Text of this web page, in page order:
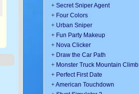
+ Secret Sniper Agent
+ Four Colors
+ Urban Sniper
+ Fun Party Makeup
+ Nova Clicker
+ Draw the Car Path
+ Monster Truck Mountain Climb
+ Perfect First Date
+American Touchdown